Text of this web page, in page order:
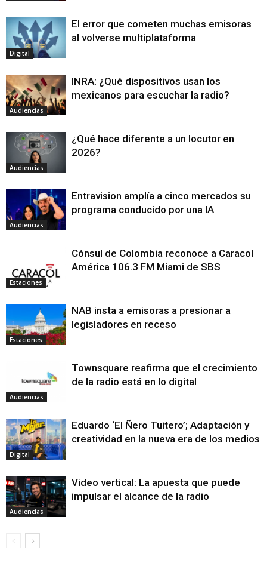
Digital
El error que cometen muchas emisoras
al volverse multiplataforma
Audiencias
INRA: ¿Qué dispositivos usan los
mexicanos para escuchar la radio?
Audiencias
¿Qué hace diferente a un locutor en
2026?
Audiencias
Entravision amplía a cinco mercados su
programa conducido por una IA
Estaciones
Cónsul de Colombia reconoce a Caracol
América 106.3 FM Miami de SBS
Estaciones
NAB insta a emisoras a presionar a
legisladores en receso
Audiencias
Townsquare reafirma que el crecimiento
de la radio está en lo digital
Digital
Eduardo ‘El Ñero Tuitero’; Adaptación y
creatividad en la nueva era de los medios
Audiencias
Video vertical: La apuesta que puede
impulsar el alcance de la radio